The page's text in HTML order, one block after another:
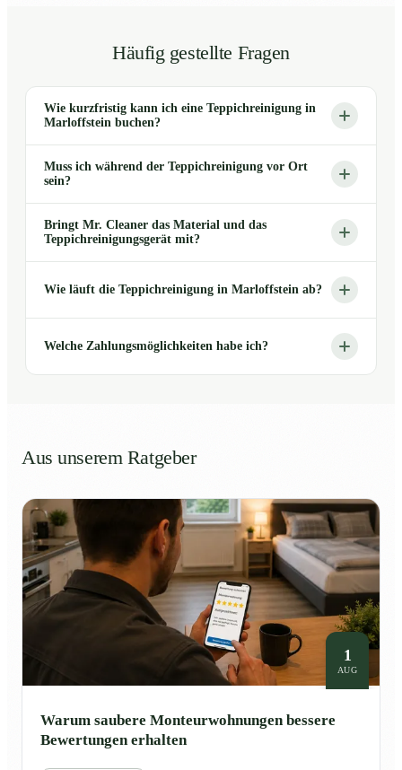
Häufig gestellte Fragen
Wie kurzfristig kann ich eine Teppichreinigung in
Marloffstein buchen?
Muss ich während der Teppichreinigung vor Ort
sein?
Bringt Mr. Cleaner das Material und das
Teppichreinigungsgerät mit?
Wie läuft die Teppichreinigung in Marloffstein ab?
Welche Zahlungsmöglichkeiten habe ich?
Aus unserem Ratgeber
1
AUG
Warum saubere Monteurwohnungen bessere
Bewertungen erhalten